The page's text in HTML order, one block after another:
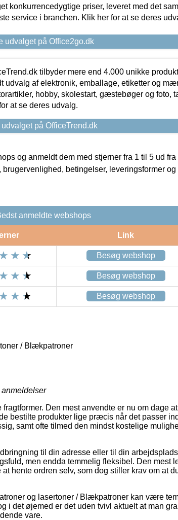
konkurrencedygtige priser, leveret med det
service i branchen. Klik her for at se deres
udvalget på Office2go.dk
tilbyder mere end 4.000 unikke
udvalg af elektronik, emballage, etiketter og
hobby, skolestart, gæstebøger og foto,
at se deres udvalg.
udvalget på OfficeTrend.dk
og anmeldt dem med stjerner fra 1 til 5 ud fra
betingelser, leveringsformer og
anmeldte webshops
Link
Besøg webshop
Besøg webshop
Besøg webshop
/ Blækpatroner
anmeldelser
Den mest anvendte er nu om dage
bestilte produkter lige præcis når det passer
samt ofte tilmed den mindst kostelige
til din adresse eller til din
men endda temmelig fleksibel. Den mest
hente ordren selv, som dog stiller krav om at
og lasertoner / Blækpatroner kan være
i det øjemed er det uden tvivl aktuelt at man
vare.